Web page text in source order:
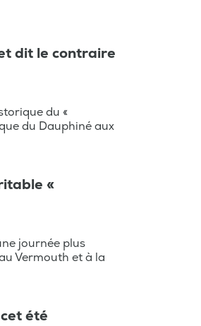
dit le contraire
du «
du Dauphiné aux
«
journée plus
Vermouth et à la
été